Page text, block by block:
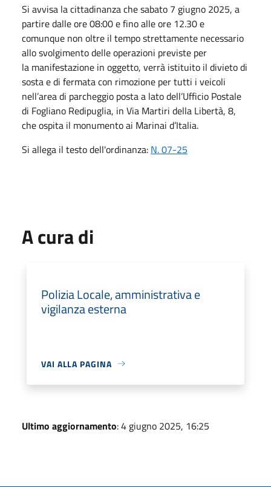
Si avvisa la cittadinanza che sabato 7 giugno 2025, a
partire dalle ore 08:00 e fino alle ore 12.30 e
comunque non oltre il tempo strettamente necessario
allo svolgimento delle operazioni previste per
la manifestazione in oggetto, verrà istituito il divieto di
sosta e di fermata con rimozione per tutti i veicoli
nell’area di parcheggio posta a lato dell’Ufficio Postale
di Fogliano Redipuglia, in Via Martiri della Libertà, 8,
che ospita il monumento ai Marinai d’Italia.
Si allega il testo dell'ordinanza: N. 07-25
A cura di
Polizia Locale, amministrativa e
vigilanza esterna
VAI ALLA PAGINA
Ultimo aggiornamento: 4 giugno 2025, 16:25